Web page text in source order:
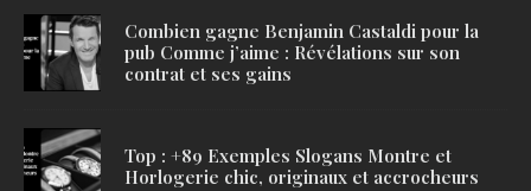
Combien gagne Benjamin Castaldi pour la
pub Comme j’aime : Révélations sur son
contrat et ses gains
Top : +89 Exemples Slogans Montre et
Horlogerie chic, originaux et accrocheurs